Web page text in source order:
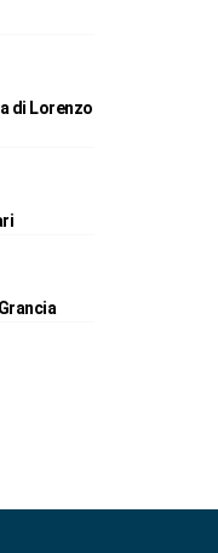
di Lorenzo